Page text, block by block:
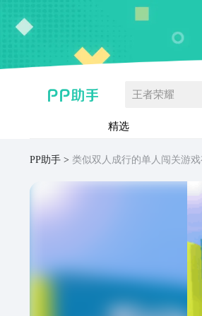
王者荣耀
精选
PP助手 类似双人成行的单人闯关游